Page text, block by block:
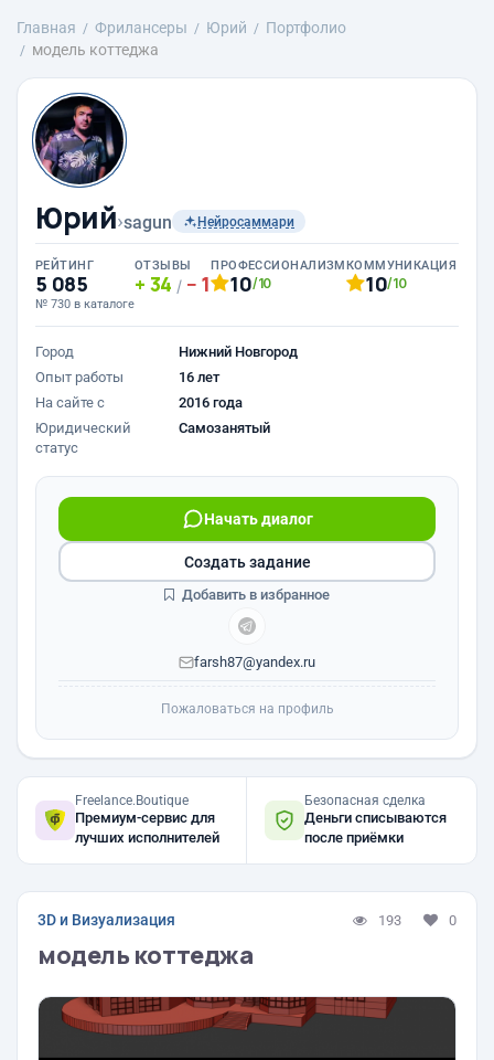
Главная Фрилансеры Юрий
Портфолио
модель коттеджа
Юрий›sagun Нейросаммари
РЕЙТИНГ
5 085
№ 730 в каталоге
ОТЗЫВЫ
34 / 1
ПРОФЕССИОНАЛИЗМ
10/10
КОММУНИКАЦИЯ
10/10
Город
Нижний Новгород
Опыт работы
16 лет
На сайте с
2016 года
Юридический
статус
Самозанятый
Начать диалог
farsh87@yandex.ru
Создать задание
Добавить в избранное
Пожаловаться на профиль
Freelance.Boutique
Премиум-сервис для
лучших исполнителей
Безопасная сделка
Деньги списываются
после приёмки
3D и Визуализация 193 0
модель коттеджа